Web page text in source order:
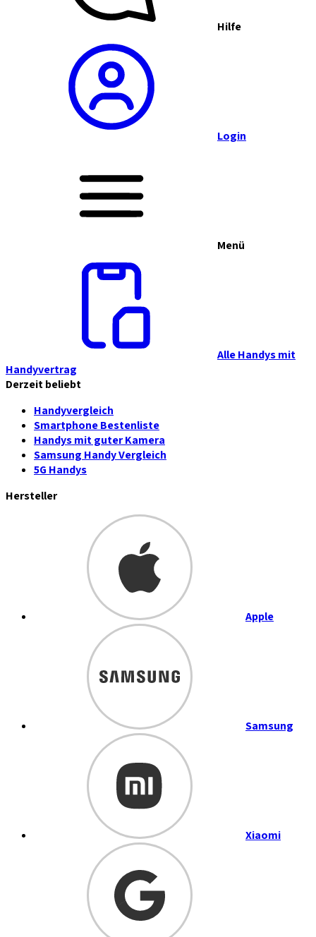
Hilfe
Login
Menü
Alle Handys mit
Handyvertrag
Derzeit beliebt
Handyvergleich
Smartphone Bestenliste
Handys mit guter Kamera
Samsung Handy Vergleich
5G Handys
Hersteller
Apple
Samsung
Xiaomi